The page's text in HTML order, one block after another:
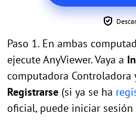
Paso 1. En ambas
ejecute AnyViewer. Vaya a
computadora Controladora
Registrarse (si ya se ha
oficial, puede iniciar sesión